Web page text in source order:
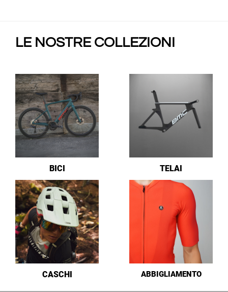
LE NOSTRE COLLEZIONI
BICI TELAI
CASCHI ABBIGLIAMENTO